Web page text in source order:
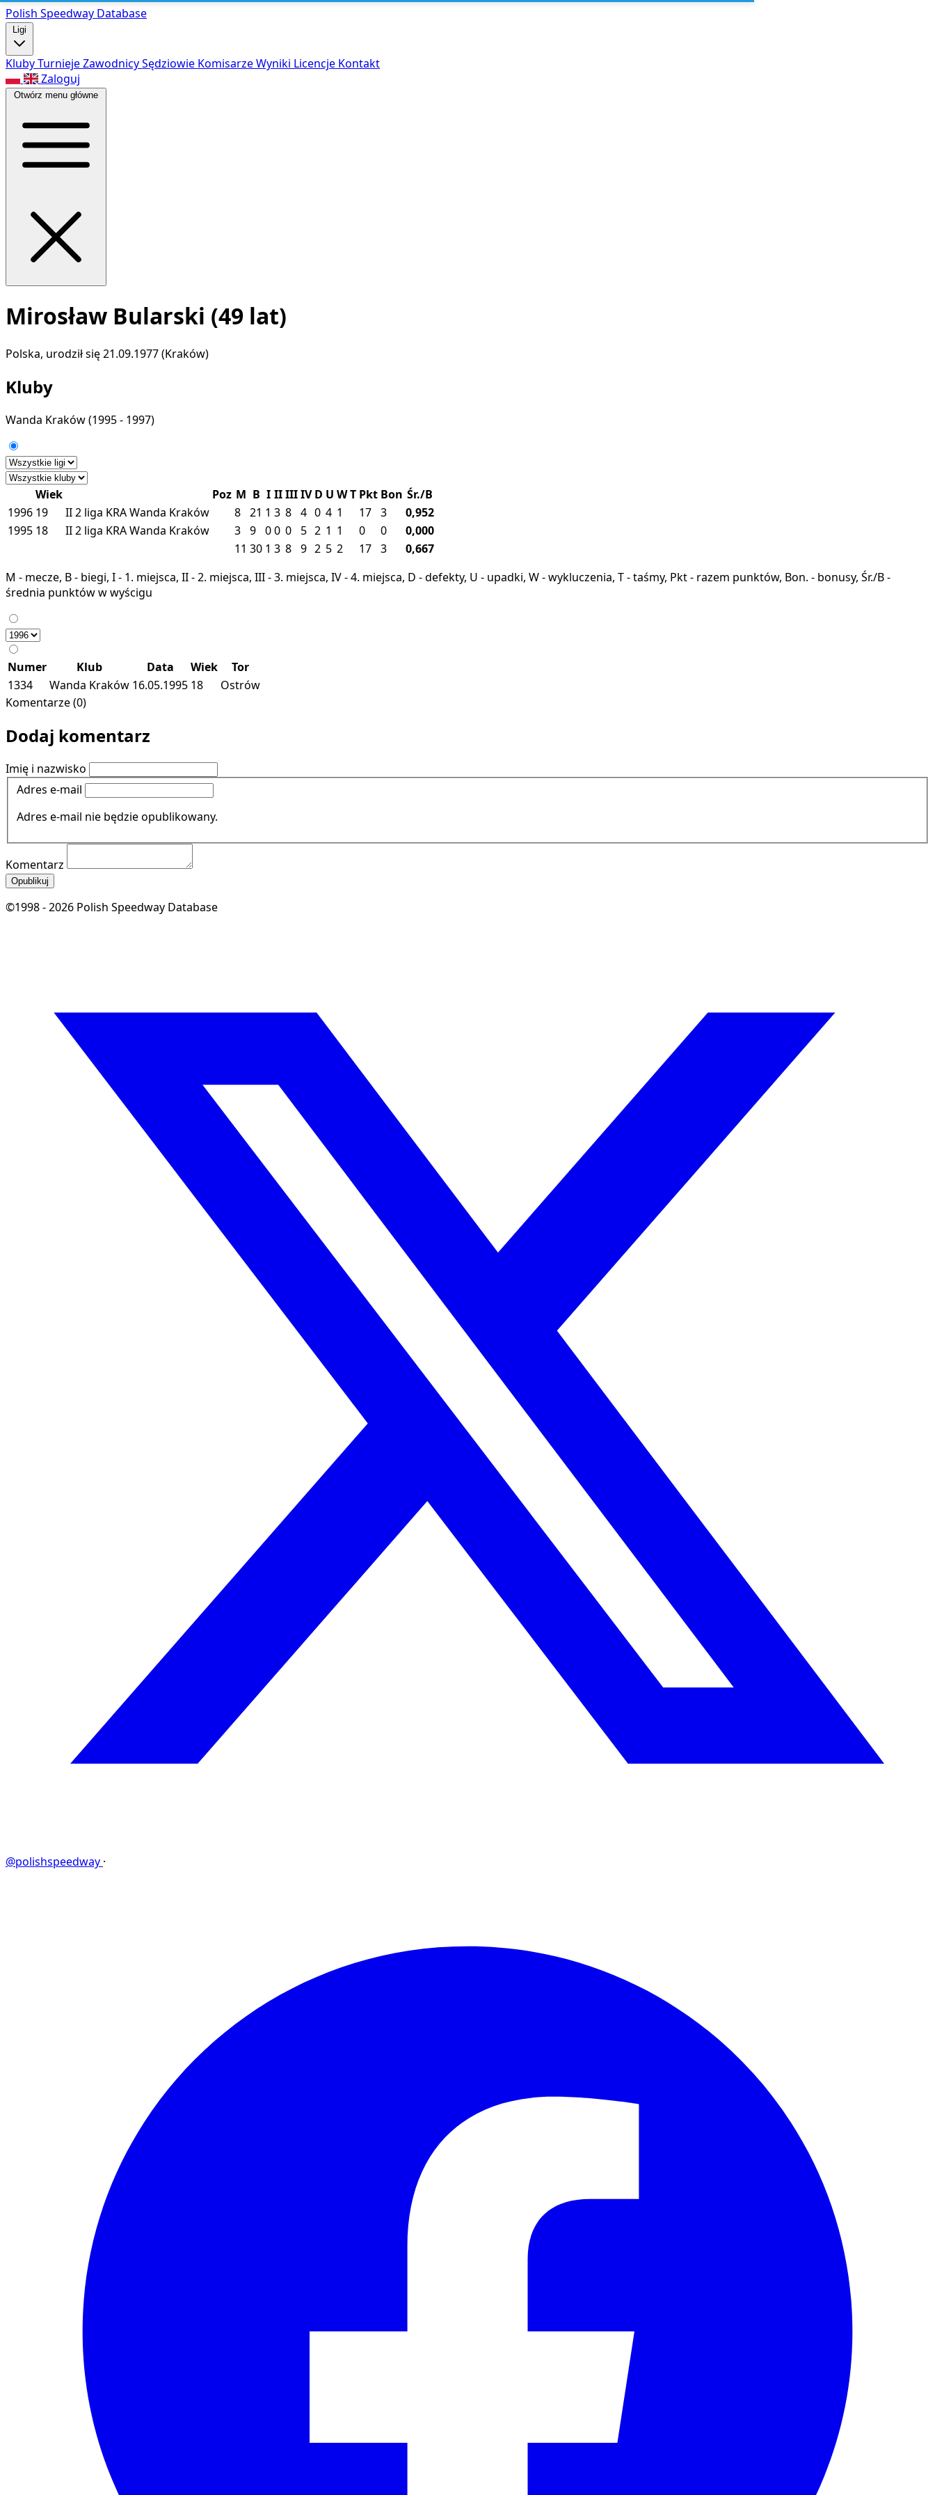
Polish Speedway Database
Ligi
KlubyTurniejeZawodnicySędziowie KomisarzeWyniki Licencje Kontakt
Zaloguj
Otwórz menu główne
Mirosław Bularski (49 lat)
Polska, urodził się 21.09.1977 (Kraków)
Kluby
Wanda Kraków(1995 - 1997)
Wiek Poz M B I IIIIIIV D U WT Pkt Bon Śr./B
1996 19 II2 liga KRAWanda Kraków 8 21 1 3 8 4 0 4 1 17 3
0,952
1995 18 II2 liga KRAWanda Kraków 3 9 00 0 5 2 1 1 0 0
0,000
11 30 1 3 8 9 2 5 2 17 3
0,667
M - mecze, B - biegi, I - 1. miejsca, II - 2. miejsca, III - 3. miejsca, IV - 4. miejsca, D - defekty, U - upadki, W - wykluczenia, T - taśmy, Pkt - razem punktów, Bon. - bonusy, Śr./B -
średnia punktów w wyścigu
Numer Klub Data Wiek
Tor
1334
Wanda Kraków 16.05.1995 18
Ostrów
Komentarze (0)
Dodaj komentarz
Imię i nazwisko
Adres e-mail
Adres e-mail nie będzie opublikowany.
Komentarz
Opublikuj
©1998 - 2026 Polish Speedway Database
@polishspeedway ·